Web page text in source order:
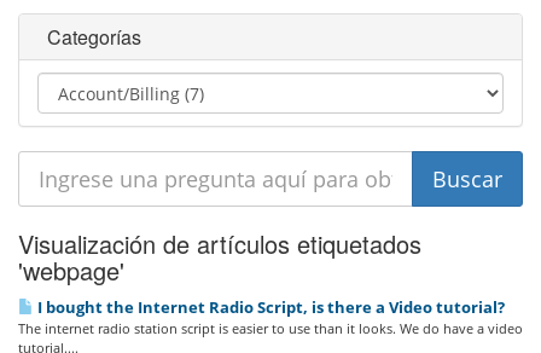
Categorías
Visualización de artículos etiquetados
'webpage'
I bought the Internet Radio Script, is there a Video tutorial?
The internet radio station script is easier to use than it looks. We do have a video
tutorial....